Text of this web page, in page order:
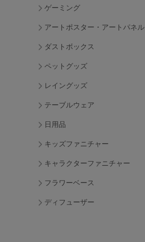
ゲーミング
アートポスター・アートパネル
ダストボックス
ペットグッズ
レイングッズ
テーブルウェア
日用品
キッズファニチャー
キャラクターファニチャー
フラワーベース
ディフューザー